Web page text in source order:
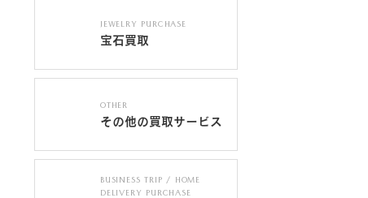
JEWELRY PURCHASE
宝石買取
OTHER
その他の買取サービス
BUSINESS TRIP / HOME